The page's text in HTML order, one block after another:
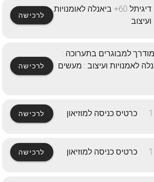
דיגיתל 60+ ביאנלה לאומנויות
ועיצוב
לרכישה
מודרך למבוגרים בתערוכה :
לאמנויות ועיצוב : מעשים
לרכישה
כרטיס כניסה למוזיאון לרכישה
כרטיס כניסה למוזיאון לרכישה